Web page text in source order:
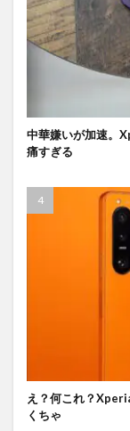
中華嫌いが加速。
痛すぎる
え？何これ？
くちゃ